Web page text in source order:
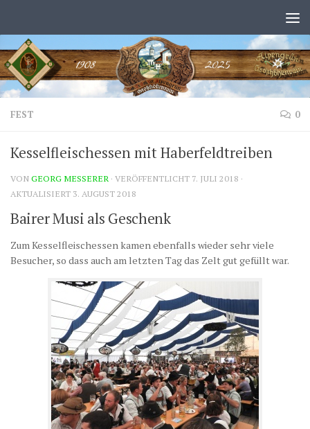
FEST 0
Kesselfleischessen mit Haberfeldtreiben
VONGEORG MESSERER · VERÖFFENTLICHT 7. JULI 2018 ·
AKTUALISIERT 3. AUGUST 2018
Bairer Musi als Geschenk
Zum Kesselfleischessen kamen ebenfalls wieder sehr viele
Besucher, so dass auch am letzten Tag das Zelt gut gefüllt war.